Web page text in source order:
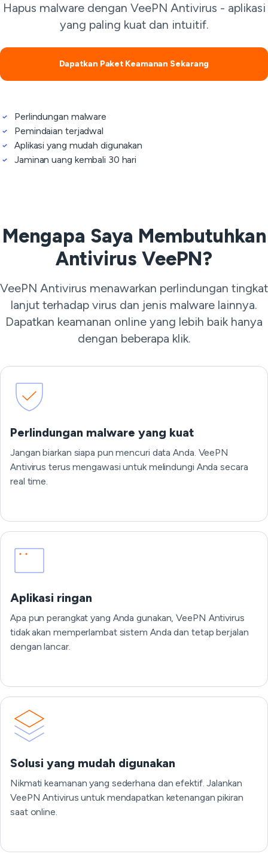
Hapus malware dengan VeePN Antivirus - aplikasi
yang paling kuat dan intuitif.
Dapatkan Paket Keamanan Sekarang
Perlindungan malware
Pemindaian terjadwal
Aplikasi yang mudah digunakan
Jaminan uang kembali 30 hari
Mengapa Saya Membutuhkan
Antivirus VeePN?
VeePN Antivirus menawarkan perlindungan tingkat
lanjut terhadap virus dan jenis malware lainnya.
Dapatkan keamanan online yang lebih baik hanya
dengan beberapa klik.
Perlindungan malware yang kuat
Jangan biarkan siapa pun mencuri data Anda. VeePN
Antivirus terus mengawasi untuk melindungi Anda secara
real time.
Aplikasi ringan
Apa pun perangkat yang Anda gunakan, VeePN Antivirus
tidak akan memperlambat sistem Anda dan tetap berjalan
dengan lancar.
Solusi yang mudah digunakan
Nikmati keamanan yang sederhana dan efektif. Jalankan
VeePN Antivirus untuk mendapatkan ketenangan pikiran
saat online.